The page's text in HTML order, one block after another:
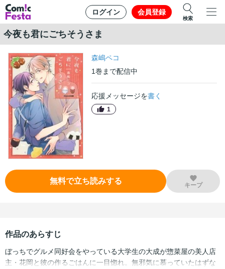
ログイン 会員登録
検索
今夜も君にごちそうさま
森嶋ペコ
1巻 まで配信中
応援メッセージを書く
1
無料で立ち読みする キープ
作品のあらすじ
ぼっちでグルメ同好会をやっている大学生の大成が惣菜屋の美人店
主・花岡と彼の作るごはんに一目惚れ。無邪気に慕っていたはずな